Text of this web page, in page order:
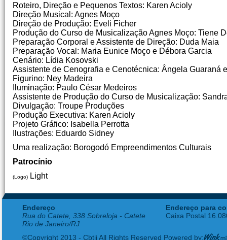
Roteiro, Direção e Pequenos Textos: Karen Acioly
Direção Musical: Agnes Moço
Direção de Produção: Eveli Ficher
Produção do Curso de Musicalização Agnes Moço: Tiene
Preparação Corporal e Assistente de Direção: Duda Maia
Preparação Vocal: Maria Eunice Moço e Débora Garcia
Cenário: Lídia Kosovski
Assistente de Cenografia e Cenotécnica: Ângela Guaraná
Figurino: Ney Madeira
Iluminação: Paulo César Medeiros
Assistente de Produção do Curso de Musicalização:
Divulgação: Troupe Produções
Produção Executiva: Karen Acioly
Projeto Gráfico: Isabella Perrotta
Ilustrações: Eduardo Sidney
Uma realização: Borogodó Empreendimentos Culturais
Patrocínio
(Logo) Light
Endereço
Rua do Catete, 338 Sobreloja - Catete
Rio de Janeiro/RJ
Endereço para
Caixa Postal
©Copyright 2013 - Cbtij All Rights Reserved Powered by: